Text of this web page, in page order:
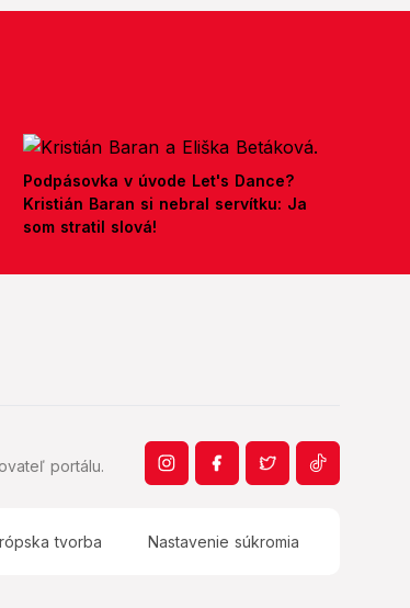
Podpásovka v úvode Let's Dance?
Kristián Baran si nebral servítku: Ja
som stratil slová!
portálu.
tvorba Nastavenie súkromia